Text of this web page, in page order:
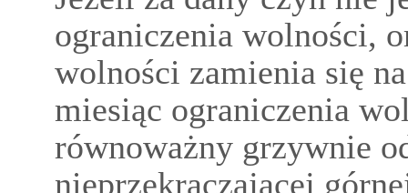
ograniczenia wolności,
wolności zamienia się
miesiąc ograniczenia
równoważny grzywnie
nieprzekraczającej